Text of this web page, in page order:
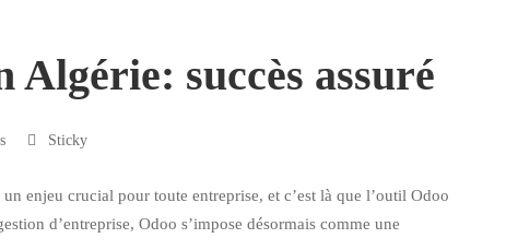
Algérie: succès assuré
Sticky
enjeu crucial pour toute entreprise, et c’est là que l’outil Odoo
d’entreprise, Odoo s’impose désormais comme une